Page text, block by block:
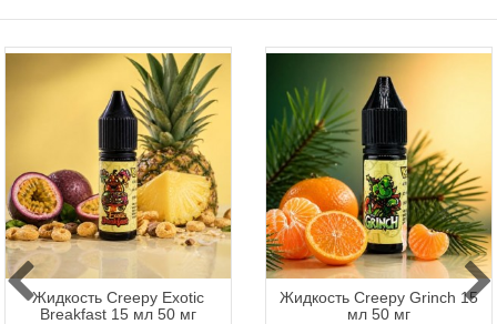
Жидкость Creepy Exotic
Breakfast 15 мл 50 мг
Жидкость Creepy Grinch 15
мл 50 мг